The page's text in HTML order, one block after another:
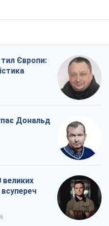
тил Європи:
Дональд
великих